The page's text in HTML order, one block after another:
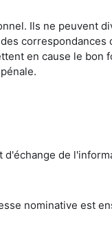
Ils ne peuvent
en cause le bon
de
nominative est